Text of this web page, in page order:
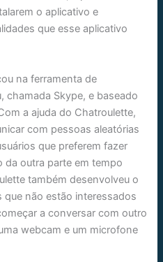
o aplicativo e
que esse aplicativo
na ferramenta de
chamada Skype, e baseado
a ajuda do Chatroulette,
com pessoas aleatórias
que preferem fazer
outra parte em tempo
também desenvolveu o
que não estão interessados
a conversar com outro
webcam e um microfone